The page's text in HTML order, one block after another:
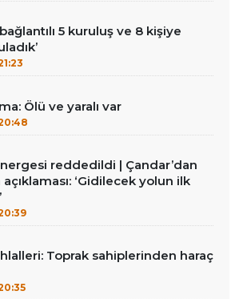
5 kuruluş ve 8 kişiye
Ölü ve yaralı var
reddedildi | Çandar’dan
‘Gidilecek yolun ilk
Toprak sahiplerinden haraç